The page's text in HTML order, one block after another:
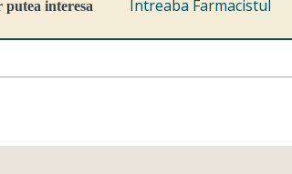
putea interesa Intreaba Farmacistul